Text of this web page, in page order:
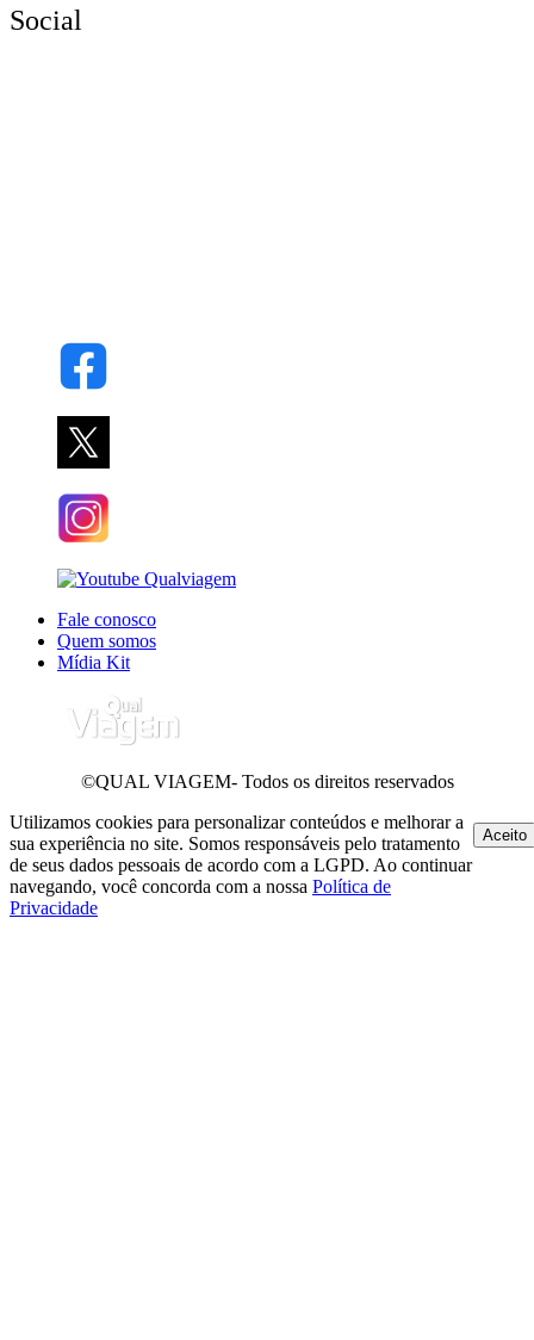
Social
Fale conosco
Quem somos
Mídia Kit
©QUAL VIAGEM- Todos os direitos reservados
Utilizamos cookies para personalizar conteúdos e melhorar a
sua experiência no site. Somos responsáveis pelo tratamento
de seus dados pessoais de acordo com a LGPD. Ao continuar
navegando, você concorda com a nossa Política de
Privacidade
Aceito